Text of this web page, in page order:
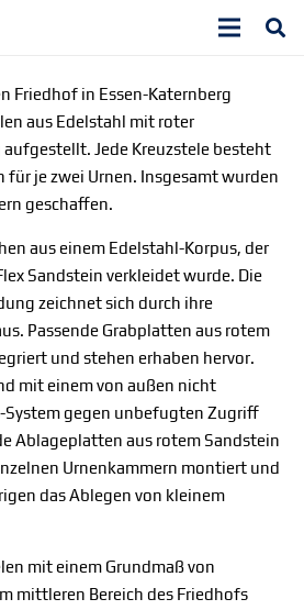
Friedhof in Essen-Katernberg
aus Edelstahl mit roter
Jede Kreuzstele besteht
für je zwei Urnen. Insgesamt wurden
geschaffen.
aus einem Edelstahl-Korpus, der
Sandstein verkleidet wurde. Die
zeichnet sich durch ihre
Passende Grabplatten aus rotem
und stehen erhaben hervor.
mit einem von außen nicht
System gegen unbefugten Zugriff
Ablageplatten aus rotem Sandstein
Urnenkammern montiert und
das Ablegen von kleinem
mit einem Grundmaß von
mittleren Bereich des Friedhofs